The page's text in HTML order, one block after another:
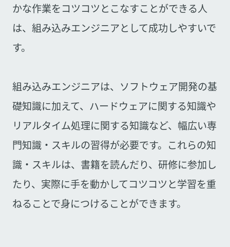
かな作業をコツコツとこなすことができる人
は、組み込みエンジニアとして成功しやすいで
す。
組み込みエンジニアは、ソフトウェア開発の基
礎知識に加えて、ハードウェアに関する知識や
リアルタイム処理に関する知識など、幅広い専
門知識・スキルの習得が必要です。これらの知
識・スキルは、書籍を読んだり、研修に参加し
たり、実際に手を動かしてコツコツと学習を重
ねることで身につけることができます。